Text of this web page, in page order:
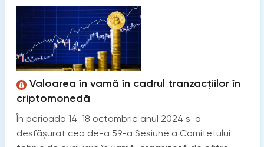
Valoarea în vamă în cadrul tranzacțiilor în
criptomonedă
În perioada 14-18 octombrie anul 2024 s-a
desfășurat cea de-a 59-a Sesiune a Comitetului